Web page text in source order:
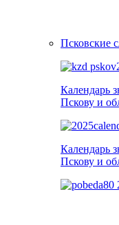
Псковские
Календарь
Пскову и
Календарь
Пскову и